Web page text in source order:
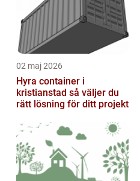
02 maj 2026
Hyra container i
kristianstad så väljer du
rätt lösning för ditt projekt